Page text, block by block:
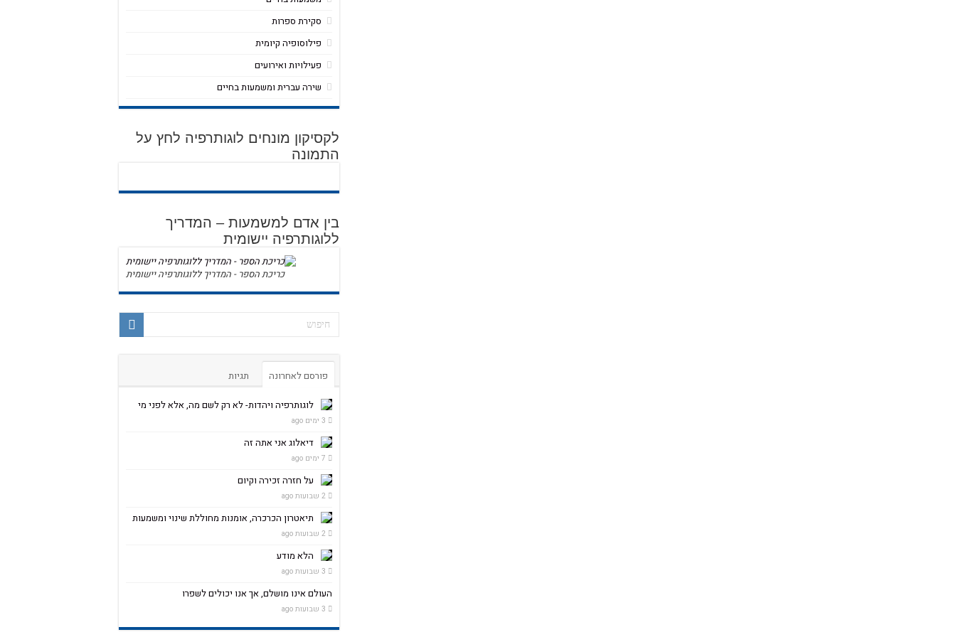
סקירת ספרות
פילוסופיה קיומית
פעילויות ואירועים
שירה עברית ומשמעות בחיים
לקסיקון מונחים לוגותרפיה לחץ על
התמונה
בין אדם למשמעות – המדריך
ללוגותרפיה יישומית
כריכת הספר - המדריך ללוגותרפיה יישומית
פורסם לאחרונה תגיות
לוגותרפיה ויהדות- לא רק לשם מה, אלא לפני מי
3 ימים ago
דיאלוג אני אתה זה
7 ימים ago
על חזרה זכירה וקיום
2 שבועות ago
תיאטרון הכרכרה, אומנות מחוללת שינוי ומשמעות
2 שבועות ago
הלא מודע
3 שבועות ago
העולם אינו מושלם, אך אנו יכולים לשפרו
3 שבועות ago